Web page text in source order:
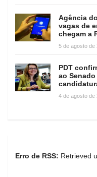
Agência
vagas de
chegam a
5 de agosto de
PDT
ao
4 de agosto de
Erro de RSS: Retrieved